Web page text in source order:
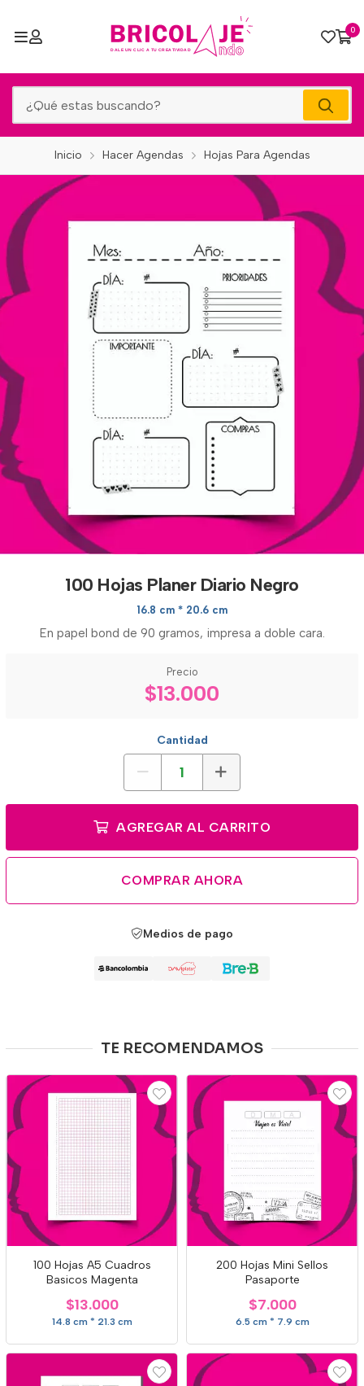
0
Inicio Hacer Agendas Hojas Para Agendas
100 Hojas Planer Diario Negro
16.8 cm * 20.6 cm
En papel bond de 90 gramos, impresa a doble cara.
Precio
$13.000
Cantidad
AGREGAR AL CARRITO
COMPRAR AHORA
Medios de pago
TE RECOMENDAMOS
100 Hojas A5 Cuadros
Basicos Magenta
$13.000
14.8 cm * 21.3 cm
200 Hojas Mini Sellos
Pasaporte
$7.000
6.5 cm * 7.9 cm